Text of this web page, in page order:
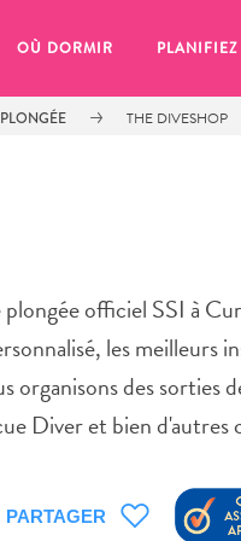
OÙ DORMIR
THE DIVESHOP
officiel SSI à
les
organisons des sorties
Diver et bien d'autres
PARTAGER
chose pour plus tard,